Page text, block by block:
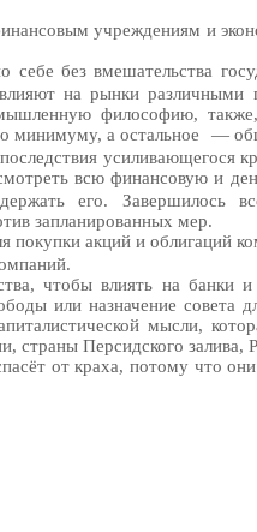
учреждениям и
без вмешательства
на рынки различными
философию,
минимуму, а остальное
—
усиливающегося
всю финансовую и
его. Завершилось
запланированных мер.
покупки акций и облигаций
чтобы влиять на банки
или назначение
мысли,
страны Персидского залива,
от краха, потому что